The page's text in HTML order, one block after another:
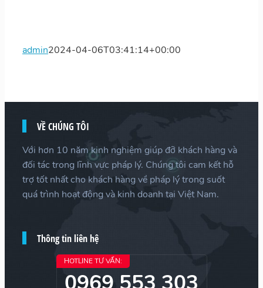
admin2024-04-06T03:41:14+00:00
VỀ CHÚNG TÔI
Với hơn 10 năm kinh nghiệm giúp đỡ khách hàng và
đối tác trong lĩnh vực pháp lý. Chúng tôi cam kết hỗ
trợ tốt nhất cho khách hàng về pháp lý trong suốt
quá trình hoạt động và kinh doanh tại Việt Nam.
Thông tin liên hệ
HOTLINE TƯ VẤN: